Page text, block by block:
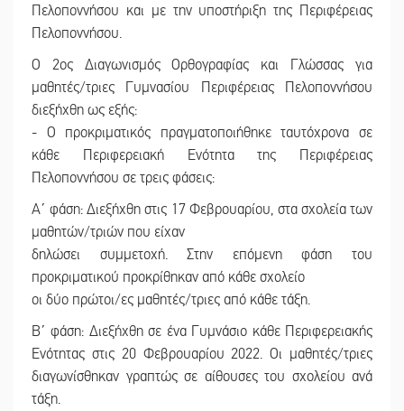
Πελοποννήσου και με την υποστήριξη της Περιφέρειας
Πελοποννήσου.
Ο 2ος Διαγωνισμός Ορθογραφίας και Γλώσσας για
μαθητές/τριες Γυμνασίου Περιφέρειας Πελοποννήσου
διεξήχθη ως εξής:
- Ο προκριματικός πραγματοποιήθηκε ταυτόχρονα σε
κάθε Περιφερειακή Ενότητα της Περιφέρειας
Πελοποννήσου σε τρεις φάσεις:
Α΄ φάση: Διεξήχθη στις 17 Φεβρουαρίου, στα σχολεία των
μαθητών/τριών που είχαν
δηλώσει συμμετοχή. Στην επόμενη φάση του
προκριματικού προκρίθηκαν από κάθε σχολείο
οι δύο πρώτοι/ες μαθητές/τριες από κάθε τάξη.
Β΄ φάση: Διεξήχθη σε ένα Γυμνάσιο κάθε Περιφερειακής
Ενότητας στις 20 Φεβρουαρίου 2022. Οι μαθητές/τριες
διαγωνίσθηκαν γραπτώς σε αίθουσες του σχολείου ανά
τάξη.